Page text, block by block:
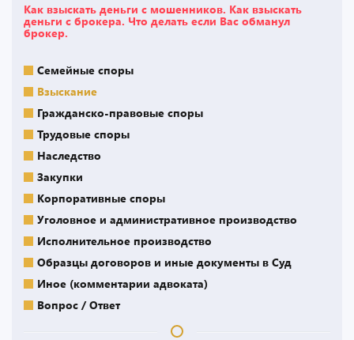
Как взыскать деньги с мошенников. Как взыскать
деньги с брокера. Что делать если Вас обманул
брокер.
Семейные споры
Взыскание
Гражданско-правовые споры
Трудовые споры
Наследство
Закупки
Корпоративные споры
Уголовное и административное производство
Исполнительное производство
Образцы договоров и иные документы в Суд
Иное (комментарии адвоката)
Вопрос / Ответ